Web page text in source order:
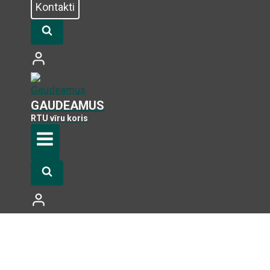
Kontakti
GAUDEAMUS
RTU vīru koris